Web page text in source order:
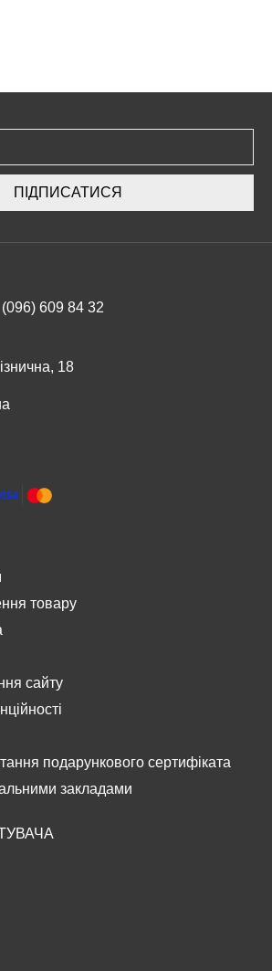
ПІДПИСАТИСЯ
(096) 609 84 32
18
товару
сайту
подарункового сертифіката
закладами